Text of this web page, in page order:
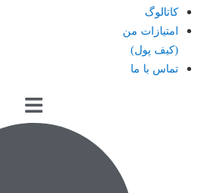
کاتالوگ
امتیازات من
(کیف پول)
تماس با ما